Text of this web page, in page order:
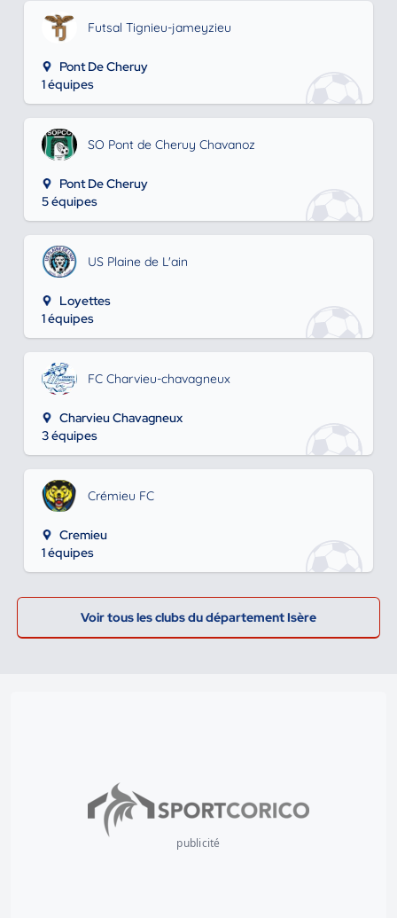
Futsal Tignieu-jameyzieu
Pont De Cheruy
1 équipes
SO Pont de Cheruy Chavanoz
Pont De Cheruy
5 équipes
US Plaine de L'ain
Loyettes
1 équipes
FC Charvieu-chavagneux
Charvieu Chavagneux
3 équipes
Crémieu FC
Cremieu
1 équipes
Voir tous les clubs du département Isère
publicité